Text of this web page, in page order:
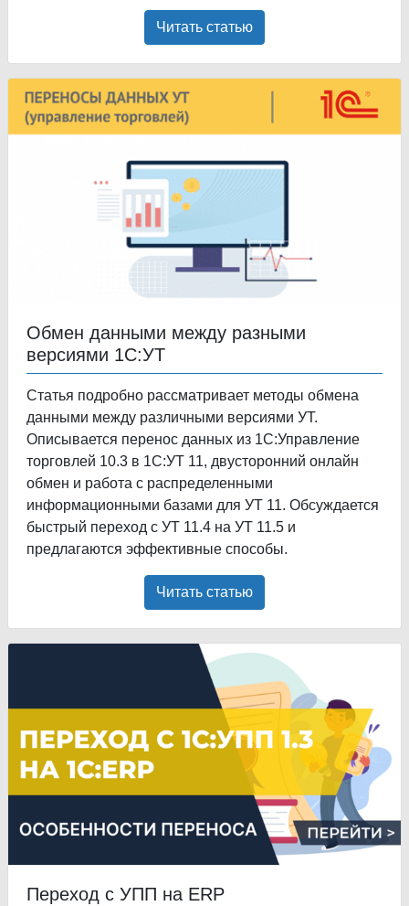
Читать статью
Обмен данными между разными
версиями 1С:УТ
Статья подробно рассматривает методы обмена
данными между различными версиями УТ.
Описывается перенос данных из 1С:Управление
торговлей 10.3 в 1С:УТ 11, двусторонний онлайн
обмен и работа с распределенными
информационными базами для УТ 11. Обсуждается
быстрый переход с УТ 11.4 на УТ 11.5 и
предлагаются эффективные способы.
Читать статью
Переход с УПП на ERP